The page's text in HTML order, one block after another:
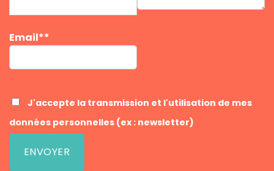
Email**
J'accepte la transmission et l'utilisation de mes
données personnelles (ex : newsletter)